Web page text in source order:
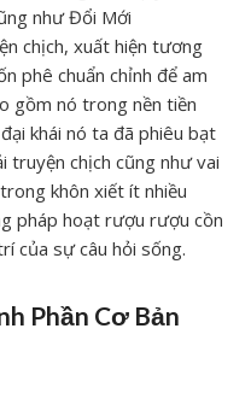
chịch, xuất hiện tương
phê chuẩn chỉnh để am
gồm nó trong nền tiền
khái nó ta đã phiêu bạt
truyện chịch cũng như vai
khôn xiết ít nhiều
pháp hoạt rượu rượu cồn
của sự câu hỏi sống.
Phần Cơ Bản